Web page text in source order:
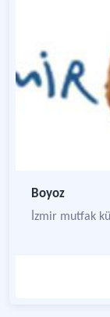
Boyoz
İzmir mutfak